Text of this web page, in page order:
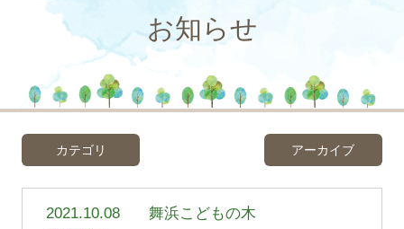
お知らせ
カテゴリ アーカイブ
2021.10.08 舞浜こどもの木